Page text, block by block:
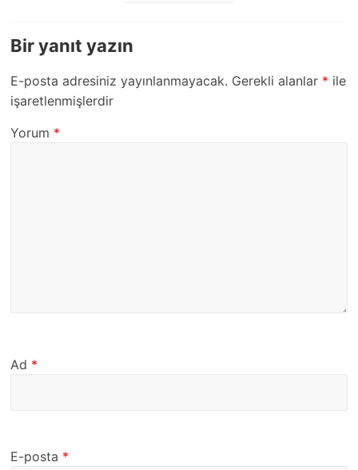
Bir yanıt yazın
E-posta adresiniz yayınlanmayacak. Gerekli alanlar * ile
işaretlenmişlerdir
Yorum *
Ad *
E-posta *